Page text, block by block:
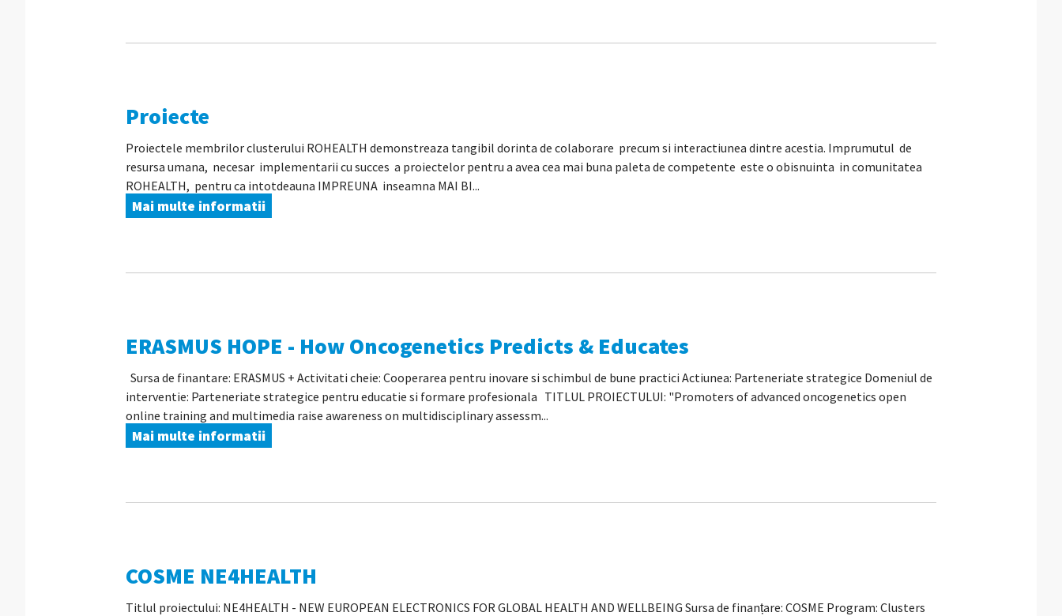
Proiecte
Proiectele membrilor clusterului ROHEALTH demonstreaza tangibil dorinta de colaborare precum si interactiunea dintre acestia. Imprumutul de
resursa umana, necesar implementarii cu succes a proiectelor pentru a avea cea mai buna paleta de competente este o obisnuinta in comunitatea
ROHEALTH, pentru ca intotdeauna IMPREUNA inseamna MAI BI...
Mai multe informatii
ERASMUS HOPE - How Oncogenetics Predicts & Educates
Sursa de finantare: ERASMUS + Activitati cheie: Cooperarea pentru inovare si schimbul de bune practici Actiunea: Parteneriate strategice Domeniul de
interventie: Parteneriate strategice pentru educatie si formare profesionala TITLUL PROIECTULUI: "Promoters of advanced oncogenetics open
online training and multimedia raise awareness on multidisciplinary assessm...
Mai multe informatii
COSME NE4HEALTH
Titlul proiectului: NE4HEALTH - NEW EUROPEAN ELECTRONICS FOR GLOBAL HEALTH AND WELLBEING Sursa de finanțare: COSME Program: Clusters